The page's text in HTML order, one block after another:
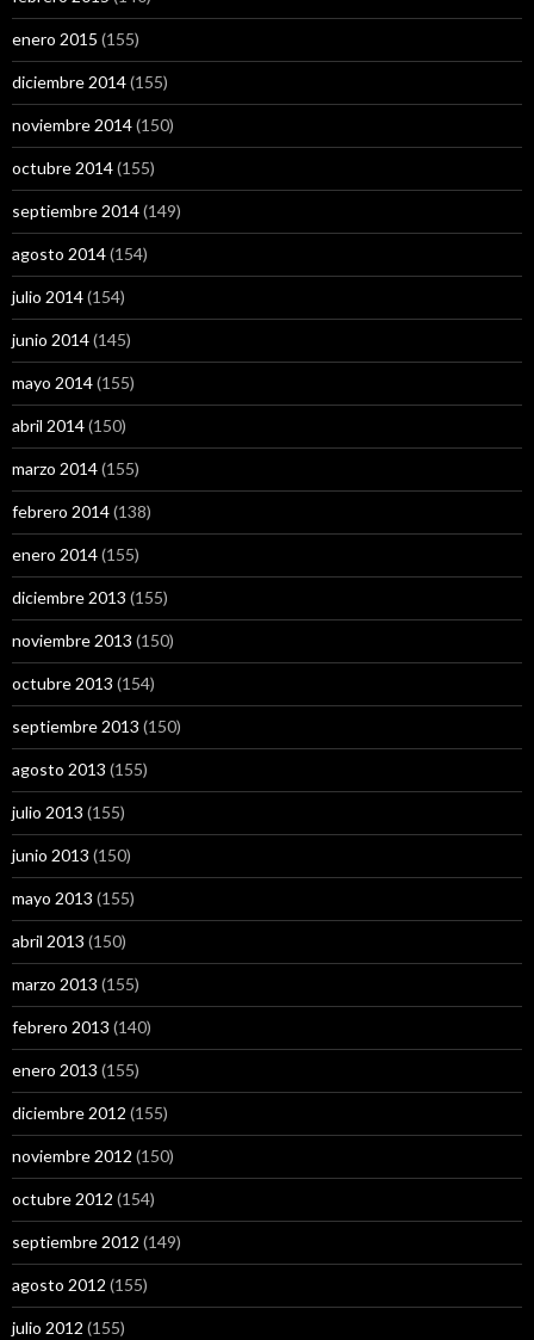
enero 2015 (155)
diciembre 2014(155)
noviembre 2014(150)
octubre 2014(155)
septiembre 2014(149)
agosto 2014(154)
julio 2014(154)
junio 2014(145)
mayo 2014(155)
abril 2014(150)
marzo 2014(155)
febrero 2014(138)
enero 2014(155)
diciembre 2013 (155)
noviembre 2013 (150)
octubre 2013 (154)
septiembre 2013 (150)
agosto 2013 (155)
julio 2013 (155)
junio 2013 (150)
mayo 2013 (155)
abril 2013 (150)
marzo 2013 (155)
febrero 2013 (140)
enero 2013 (155)
diciembre 2012 (155)
noviembre 2012 (150)
octubre 2012 (154)
septiembre 2012 (149)
agosto 2012 (155)
julio 2012 (155)